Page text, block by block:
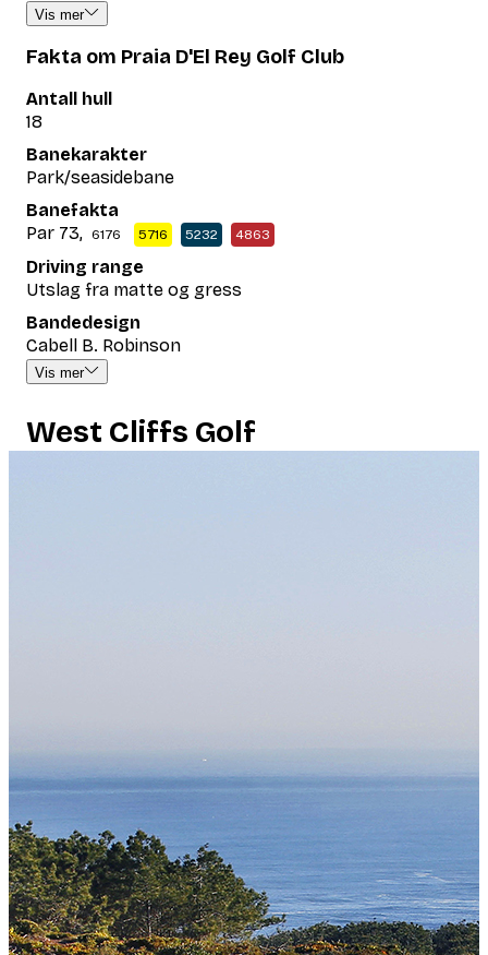
Vis mer
Fakta om Praia D'El Rey Golf Club
Antall hull
18
Banekarakter
Park/seasidebane
Banefakta
Par 73, 6176 5716 5232 4863
Driving range
Utslag fra matte og gress
Bandedesign
Cabell B. Robinson
Vis mer
West Cliffs Golf